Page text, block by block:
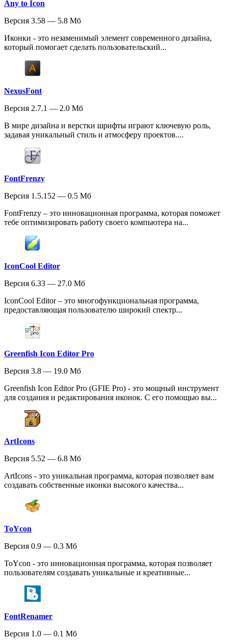
Any to Icon
Версия 3.58 — 5.8 Мб
Иконки - это незаменимый элемент современного дизайна,
который помогает сделать пользовательский...
NexusFont
Версия 2.7.1 — 2.0 Мб
В мире дизайна и верстки шрифты играют ключевую роль,
задавая уникальный стиль и атмосферу проектов....
FontFrenzy
Версия 1.5.152 — 0.5 Мб
FontFrenzy – это инновационная программа, которая поможет
тебе оптимизировать работу своего компьютера на...
IconCool Editor
Версия 6.33 — 27.0 Мб
IconCool Editor – это многофункциональная программа,
предоставляющая пользователю широкий спектр...
Greenfish Icon Editor Pro
Версия 3.8 — 19.0 Мб
Greenfish Icon Editor Pro (GFIE Pro) - это мощный инструмент
для создания и редактирования иконок. С его помощью вы...
ArtIcons
Версия 5.52 — 6.8 Мб
ArtIcons - это уникальная программа, которая позволяет вам
создавать собственные иконки высокого качества...
ToYcon
Версия 0.9 — 0.3 Мб
ToYcon - это инновационная программа, которая позволяет
пользователям создавать уникальные и креативные...
FontRenamer
Версия 1.0 — 0.1 Мб